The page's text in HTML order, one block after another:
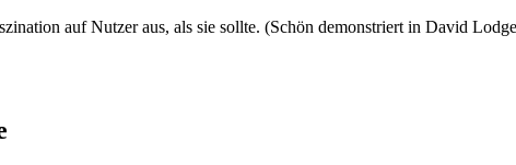
auf Nutzer aus, als sie sollte. (Schön demonstriert in David